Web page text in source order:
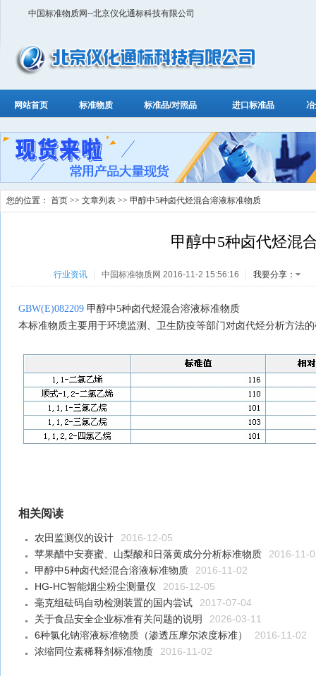
中国标准物质网--北京仪化通标科技有限公司
网站首页 标准物质 标准品/对照品 进口标准品
您的位置： 首页 >> 文章列表 >> 甲醇中5种卤代烃混合溶液标准物质
甲醇中5种卤代烃混
行业资讯 中国标准物质网 2016-11-2 15:56:16 我要分享：
GBW(E)082209 甲醇中5种卤代烃混合溶液标准物质
本标准物质主要用于环境监测、卫生防疫等部门对卤代烃分析方法
相关阅读
农田监测仪的设计
2016-12-05
苹果醋中安赛蜜、山梨酸和日落黄成分分析标准物质
2016-11-
甲醇中5种卤代烃混合溶液标准物质
2016-11-02
HG-HC智能烟尘粉尘测量仪
2016-12-05
毫克组砝码自动检测装置的国内尝试
2017-07-04
关于食品安全企业标准有关问题的说明
2026-03-11
6种氯化钠溶液标准物质（渗透压摩尔浓度标准）
2016-11-02
浓缩同位素稀释剂标准物质
2016-11-02